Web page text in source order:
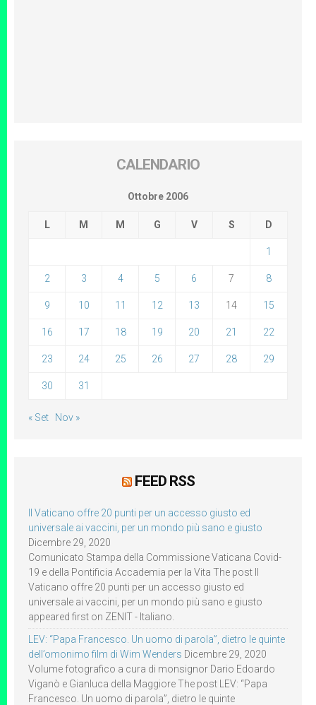
CALENDARIO
Ottobre 2006
L M M G V S D
1
2 3 4 5 6 7 8
9 10 11 12 13 14 15
16 17 18 19 20 21 22
23 24 25 26 27 28 29
30 31
« Set Nov »
FEED RSS
Il Vaticano offre 20 punti per un accesso giusto ed
universale ai vaccini, per un mondo più sano e giusto
Dicembre 29, 2020
Comunicato Stampa della Commissione Vaticana Covid-
19 e della Pontificia Accademia per la Vita The post Il
Vaticano offre 20 punti per un accesso giusto ed
universale ai vaccini, per un mondo più sano e giusto
appeared first on ZENIT - Italiano.
LEV: “Papa Francesco. Un uomo di parola”, dietro le quinte
dell’omonimo film di Wim Wenders Dicembre 29, 2020
Volume fotografico a cura di monsignor Dario Edoardo
Viganò e Gianluca della Maggiore The post LEV: “Papa
Francesco. Un uomo di parola”, dietro le quinte